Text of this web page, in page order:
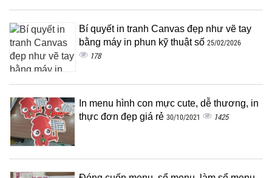
Bí quyết in tranh Canvas đẹp như vẽ tay
bằng máy in phun kỹ thuật số 25/02/2026
178
In menu hình con mực cute, dễ thương, in
thực đơn đẹp giá rẻ 30/10/2021 1425